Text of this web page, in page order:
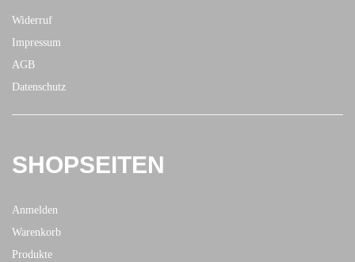
Widerruf
Impressum
AGB
Datenschutz
SHOPSEITEN
Anmelden
Warenkorb
Produkte